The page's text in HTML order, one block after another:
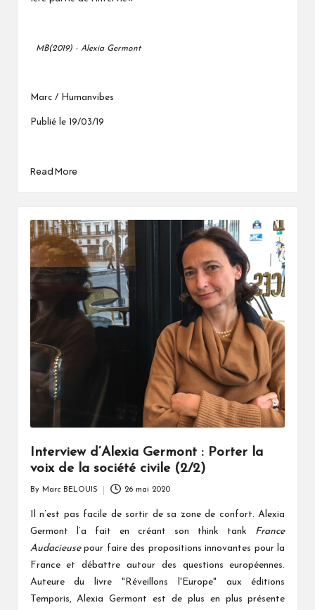
MB(2019) - Alexia Germont
Marc / Humanvibes
Publié le 19/03/19
Read More
Interview d’Alexia Germont : Porter la
voix de la société civile (2/2)
by
By Marc BELOUIS 26 mai 2020
Il n’est pas facile de sortir de sa zone de confort. Alexia
Germont l’a fait en créant son think tank France
Audacieusepour faire des propositions innovantes pour la
France et débattre autour des questions européennes.
Auteure du livre "Réveillons l'Europe" aux éditions
Temporis, Alexia Germont est de plus en plus présente